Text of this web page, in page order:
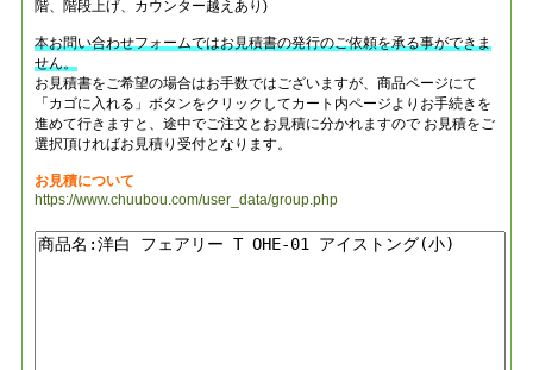
階、階段上げ、カウンター越えあり)
本お問い合わせフォームではお見積書の発行のご依頼を承る事ができま
せん。
お見積書をご希望の場合はお手数ではございますが、商品ページにて
「カゴに入れる」ボタンをクリックしてカート内ページよりお手続きを
進めて行きますと、途中でご注文とお見積に分かれますので お見積をご
選択頂ければお見積り受付となります。
お見積について
https://www.chuubou.com/user_data/group.php